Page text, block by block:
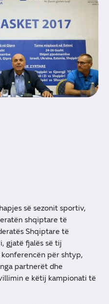
së sezonit sportiv,
shqiptare të
Shqiptare të
gjatë fjalës së tij
për shtyp,
partnerët dhe
e këtij kampionati të